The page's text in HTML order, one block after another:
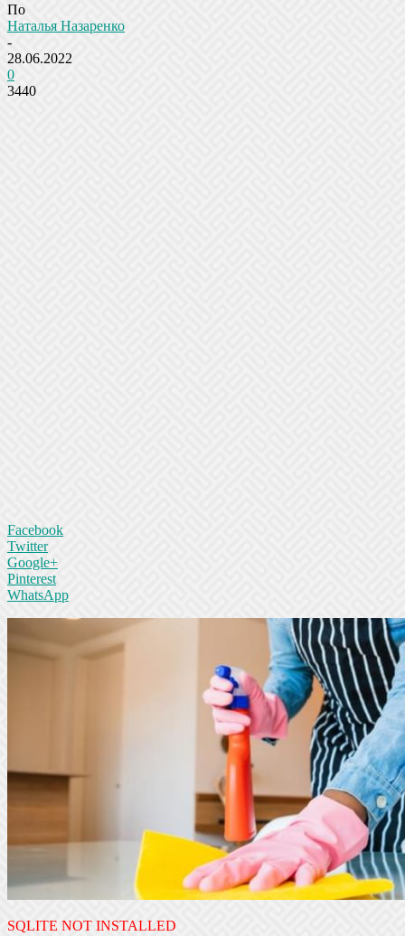
По
Наталья Назаренко
-
28.06.2022
0
3440
Facebook
Twitter
Google+
Pinterest
WhatsApp
SQLITE NOT INSTALLED